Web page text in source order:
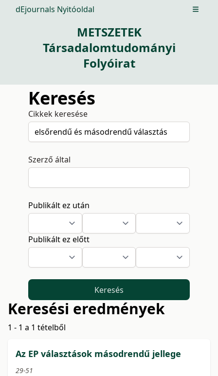
dEjournals Nyitóoldal Open
METSZETEK
Társadalomtudományi
Folyóirat
Keresés
Cikkek keresése
Szerző által
Publikált ez után
Publikált ez előtt
Keresés
Keresési eredmények
1 - 1 a 1 tételből
Az EP választások másodrendű jellege
29-51